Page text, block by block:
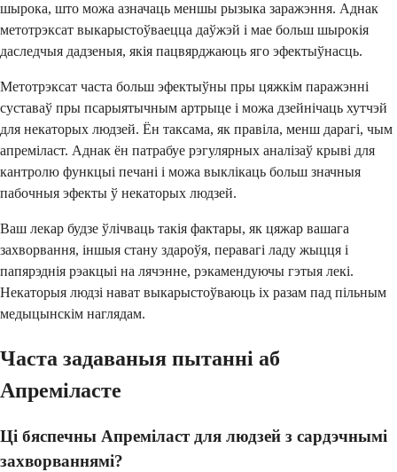
шырока, што можа азначаць меншы рызыка заражэння. Аднак
метотрэксат выкарыстоўваецца даўжэй і мае больш шырокія
даследчыя дадзеныя, якія пацвярджаюць яго эфектыўнасць.
Метотрэксат часта больш эфектыўны пры цяжкім паражэнні
суставаў пры псарыятычным артрыце і можа дзейнічаць хутчэй
для некаторых людзей. Ён таксама, як правіла, менш дарагі, чым
апреміласт. Аднак ён патрабуе рэгулярных аналізаў крыві для
кантролю функцыі печані і можа выклікаць больш значныя
пабочныя эфекты ў некаторых людзей.
Ваш лекар будзе ўлічваць такія фактары, як цяжар вашага
захворвання, іншыя стану здароўя, перавагі ладу жыцця і
папярэднія рэакцыі на лячэнне, рэкамендуючы гэтыя лекі.
Некаторыя людзі нават выкарыстоўваюць іх разам пад пільным
медыцынскім наглядам.
Часта задаваныя пытанні аб
Апреміласте
Ці бяспечны Апреміласт для людзей з сардэчнымі
захворваннямі?